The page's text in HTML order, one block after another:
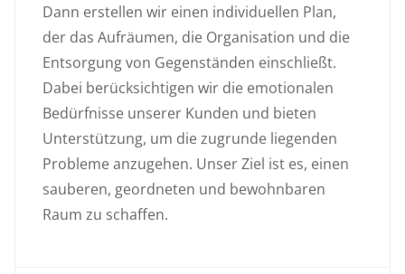
Dann erstellen wir einen individuellen Plan,
der das Aufräumen, die Organisation und die
Entsorgung von Gegenständen einschließt.
Dabei berücksichtigen wir die emotionalen
Bedürfnisse unserer Kunden und bieten
Unterstützung, um die zugrunde liegenden
Probleme anzugehen. Unser Ziel ist es, einen
sauberen, geordneten und bewohnbaren
Raum zu schaffen.